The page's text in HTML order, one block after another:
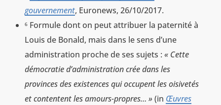
gouvernement, Euronews, 26/10/2017.
6Formule dont on peut attribuer la paternité à
Louis de Bonald, mais dans le sens d’une
administration proche de ses sujets : « Cette
démocratie d’administration crée dans les
provinces des existences qui occupent les oisivetés
et contentent les amours-propres… » (in Œuvres